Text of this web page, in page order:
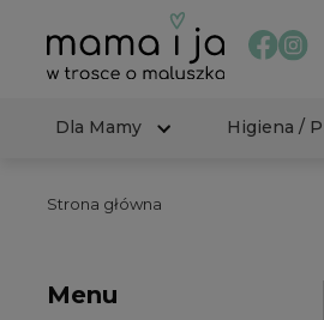
Dla Mamy
Higiena /
Strona główna
Menu